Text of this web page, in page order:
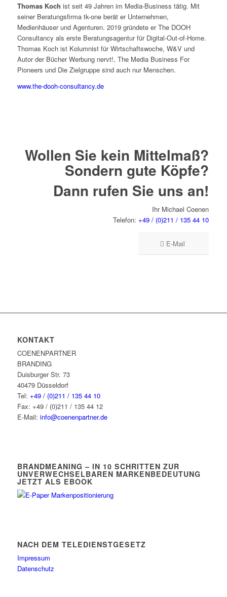
Thomas Koch ist seit 49 Jahren im Media-Business tätig. Mit
seiner Beratungsfirma tk-one berät er Unternehmen,
Medienhäuser und Agenturen. 2019 gründete er The DOOH
Consultancy als erste Beratungsagentur für Digital-Out-of-Home.
Thomas Koch ist Kolumnist für Wirtschaftswoche, W&V und
Autor der Bücher Werbung nervt!, The Media Business For
Pioneers und Die Zielgruppe sind auch nur Menschen.
www.the-dooh-consultancy.de
Wollen Sie kein Mittelmaß?
Sondern gute Köpfe?
Dann rufen Sie uns an!
Ihr Michael Coenen
Telefon:+49 / (0)211 / 135 44 10
E-Mail
KONTAKT
COENENPARTNER
BRANDING
Duisburger Str. 73
40479 Düsseldorf
Tel: +49 / (0)211 / 135 44 10
Fax: +49 / (0)211 / 135 44 12
E-Mail: info@coenenpartner.de
BRANDMEANING – IN 10 SCHRITTEN ZUR
UNVERWECHSELBAREN MARKENBEDEUTUNG
JETZT ALS EBOOK
NACH DEM TELEDIENSTGESETZ
Impressum
Datenschutz